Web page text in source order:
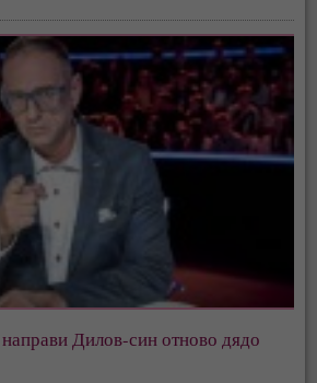
Дилов-син отново дядо